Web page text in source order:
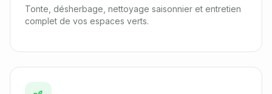
Tonte, désherbage, nettoyage saisonnier et entretien
complet de vos espaces verts.